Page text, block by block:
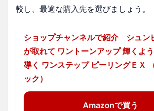
較し、最適な購入先を選びましょう。
ショップチャンネルで紹介 シュン
が取れて ワントーンアップ 輝くよ
導く ワンステップ ピーリングＥＸ
ック）
Amazonで買う